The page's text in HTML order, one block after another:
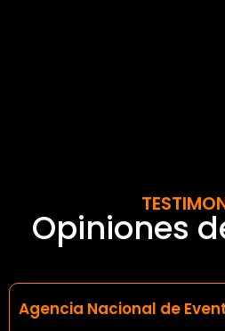
Opiniones
Agencia Nacional de